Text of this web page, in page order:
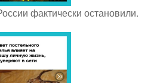
фактически остановили.